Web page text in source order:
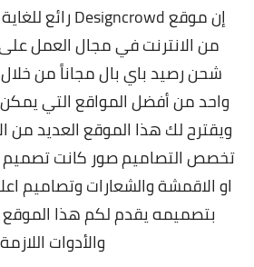
من الانترنت في مجال العمل
شحن رصيد باي بال مجاناً من
واحد من أفضل المواقع التي
ويقترح لك هذا الموقع العديد من
تخصص التصاميم صور كانت تصميم
او الاقمشة والشعارات وتصاميم
بتصميمه يقدم لكم هذا
والأدوات